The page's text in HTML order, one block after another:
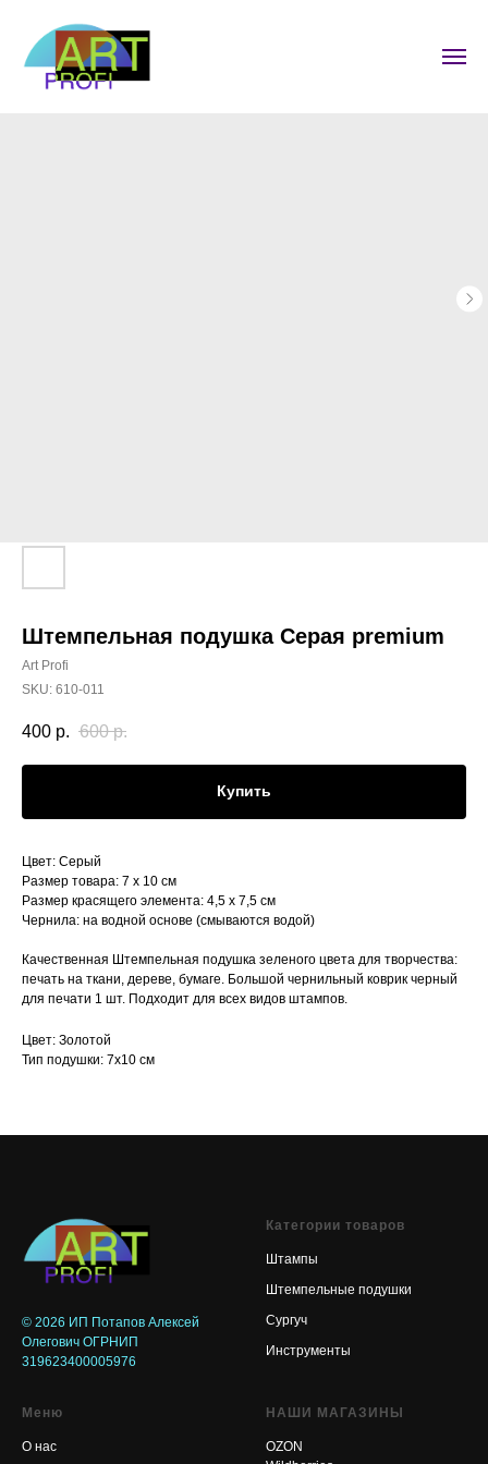
Штемпельная подушка Серая premium
Art Profi
SKU: 610-011
400 р. 600 р.
Купить
Цвет: Серый
Размер товара: 7 х 10 см
Размер красящего элемента: 4,5 х 7,5 см
Чернила: на водной основе (смываются водой)
Качественная Штемпельная подушка зеленого цвета для творчества:
печать на ткани, дереве, бумаге. Большой чернильный коврик черный
для печати 1 шт. Подходит для всех видов штампов.
Цвет: Золотой
Тип подушки: 7х10 см
© 2026 ИП Потапов Алексей
Олегович ОГРНИП
319623400005976
Категории товаров
Штампы
Штемпельные подушки
Сургуч
Инструменты
Меню
О нас
НАШИ МАГАЗИНЫ
OZON